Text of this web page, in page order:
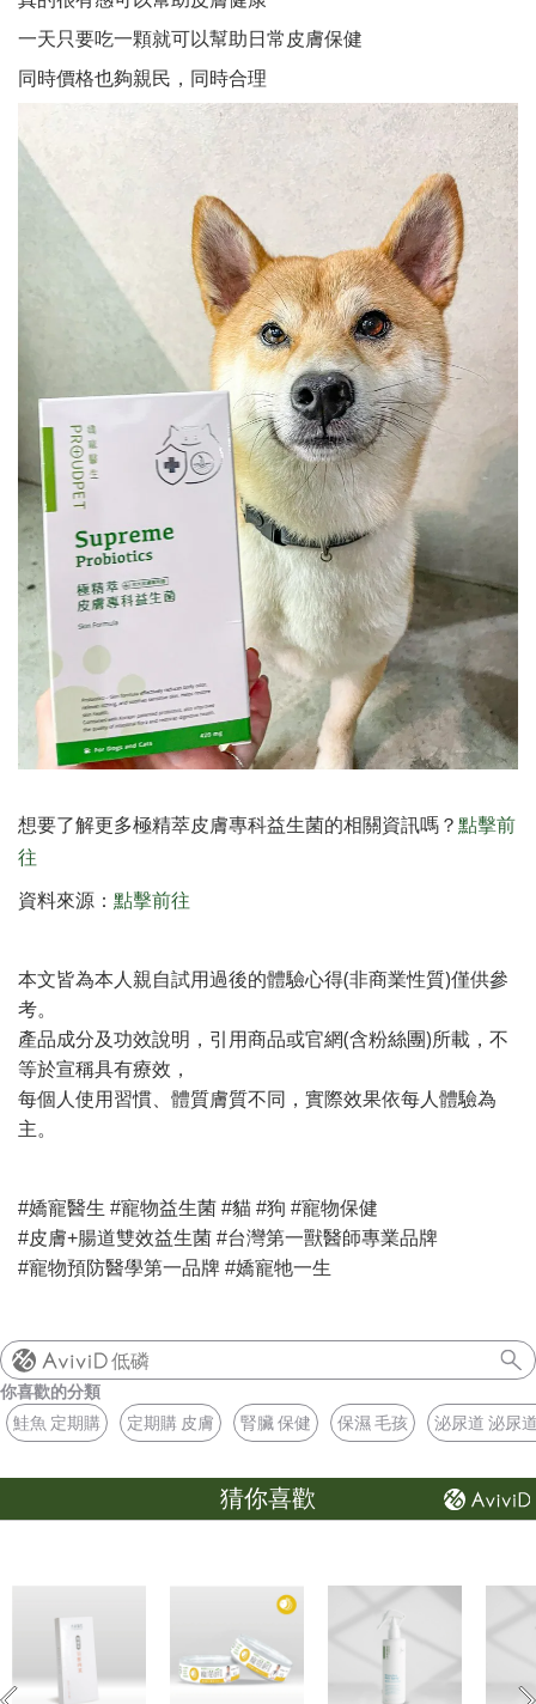
一天只要吃一顆就可以幫助日常皮膚保健
同時價格也夠親民，同時合理
想要了解更多極精萃皮膚專科益生菌的相關資訊嗎？ 點擊前
往
資料來源： 點擊前往
本文皆為本人親自試用過後的體驗心得(非商業性質)僅供參
考。
產品成分及功效說明，引用商品或官網(含粉絲團)所載，不
等於宣稱具有療效，
每個人使用習慣、體質膚質不同，實際效果依每人體驗為
主。
#嬌寵醫生 #寵物益生菌 #貓 #狗 #寵物保健
#皮膚+腸道雙效益生菌 #台灣第一獸醫師專業品牌
#寵物預防醫學第一品牌 #嬌寵牠一生
低磷
你喜歡的分類
鮭魚 定期購
定期購 皮膚 腎臟 保健 保濕 毛孩 泌尿道 泌尿
猜你喜歡